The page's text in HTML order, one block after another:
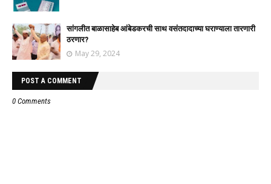
सांगलीत बाळासाहेब आंबेडकरची साथ वसंतदादाच्या घराण्याला तारणारी
ठरणार?
May 29, 2024
POST A COMMENT
0 Comments